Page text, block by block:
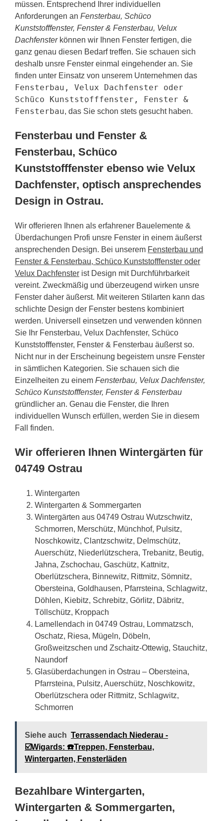
müssen. Entsprechend Ihrer individuellen
Anforderungen an Fensterbau, Schüco
Kunststofffenster, Fenster & Fensterbau, Velux
Dachfensterkönnen wir Ihnen Fenster fertigen, die
ganz genau diesen Bedarf treffen. Sie schauen sich
deshalb unsre Fenster einmal eingehender an. Sie
finden unter Einsatz von unserem Unternehmen das
Fensterbau, Velux Dachfenster oder
Schüco Kunststofffenster, Fenster &
Fensterbau, das Sie schon stets gesucht haben.
Fensterbau und Fenster &
Fensterbau, Schüco
Kunststofffenster ebenso wie Velux
Dachfenster, optisch ansprechendes
Design in Ostrau.
Wir offerieren Ihnen als erfahrener Bauelemente &
Überdachungen Profi unsre Fenster in einem äußerst
ansprechenden Design. Bei unserem Fensterbau und
Fenster & Fensterbau, Schüco Kunststofffenster oder
Velux Dachfenster ist Design mit Durchführbarkeit
vereint. Zweckmäßig und überzeugend wirken unsre
Fenster daher äußerst. Mit weiteren Stilarten kann das
schlichte Design der Fenster bestens kombiniert
werden. Universell einsetzen und verwenden können
Sie Ihr Fensterbau, Velux Dachfenster, Schüco
Kunststofffenster, Fenster & Fensterbau äußerst so.
Nicht nur in der Erscheinung begeistern unsre Fenster
in sämtlichen Kategorien. Sie schauen sich die
Einzelheiten zu einem Fensterbau, Velux Dachfenster,
Schüco Kunststofffenster, Fenster & Fensterbau
gründlicher an. Genau die Fenster, die Ihren
individuellen Wunsch erfüllen, werden Sie in diesem
Fall finden.
Wir offerieren Ihnen Wintergärten für
04749 Ostrau
Wintergarten
Wintergarten & Sommergarten
Wintergärten aus 04749 Ostrau Wutzschwitz,
Schmorren, Merschütz, Münchhof, Pulsitz,
Noschkowitz, Clantzschwitz, Delmschütz,
Auerschütz, Niederlützschera, Trebanitz, Beutig,
Jahna, Zschochau, Gaschütz, Kattnitz,
Oberlützschera, Binnewitz, Rittmitz, Sömnitz,
Obersteina, Goldhausen, Pfarrsteina, Schlagwitz,
Döhlen, Kiebitz, Schrebitz, Görlitz, Däbritz,
Töllschütz, Kroppach
Lamellendach in 04749 Ostrau, Lommatzsch,
Oschatz, Riesa, Mügeln, Döbeln,
Großweitzschen und Zschaitz-Ottewig, Stauchitz,
Naundorf
Glasüberdachungen in Ostrau – Obersteina,
Pfarrsteina, Pulsitz, Auerschütz, Noschkowitz,
Oberlützschera oder Rittmitz, Schlagwitz,
Schmorren
Siehe auch Terrassendach Niederau -
☑️Wigards: ☎️Treppen, Fensterbau,
Wintergarten, Fensterläden
Bezahlbare Wintergarten,
Wintergarten & Sommergarten,